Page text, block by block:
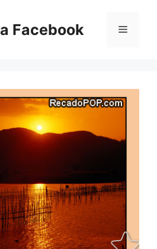
Facebook Menu